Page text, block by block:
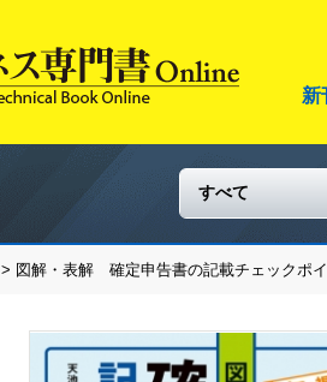
新
> 図解・表解 確定申告書の記載チェックポイ